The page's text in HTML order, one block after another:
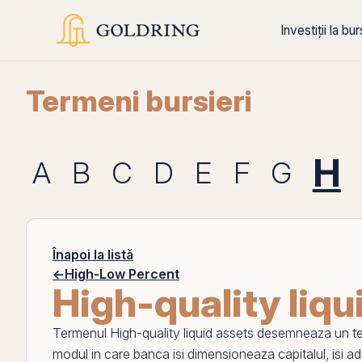
Investiții la
Termeni bursieri
A B C D E F G H
Înapoi la listă
←High-Low Percent
High-quality
Termenul High-quality liquid assets desemneaza un
modul in care banca isi dimensioneaza capitalul, isi